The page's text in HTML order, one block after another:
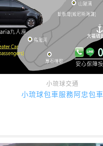
小琉球交通
小琉球包車服務阿忠包車